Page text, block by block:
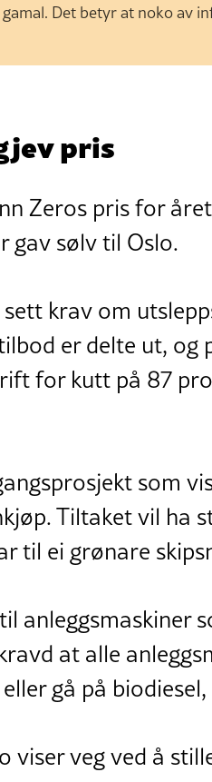
Det betyr at noko av
pris
Zeros pris for
gav sølv til Oslo.
krav om
er delte ut, og
for kutt på 87
som
Tiltaket vil ha
til ei grønare
anleggsmaskiner
at alle
gå på
viser veg ved å